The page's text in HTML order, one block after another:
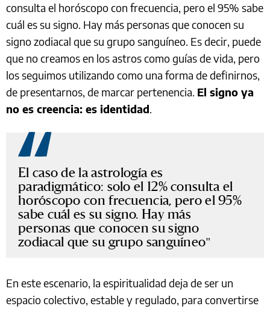
consulta el horóscopo con frecuencia, pero el 95% sabe
cuál es su signo. Hay más personas que conocen su
signo zodiacal que su grupo sanguíneo. Es decir, puede
que no creamos en los astros como guías de vida, pero
los seguimos utilizando como una forma de definirnos,
de presentarnos, de marcar pertenencia. El signo ya
no es creencia: es identidad.
El caso de la astrología es
paradigmático: solo el 12% consulta el
horóscopo con frecuencia, pero el 95%
sabe cuál es su signo. Hay más
personas que conocen su signo
zodiacal que su grupo sanguíneo
En este escenario, la espiritualidad deja de ser un
espacio colectivo, estable y regulado, para convertirse